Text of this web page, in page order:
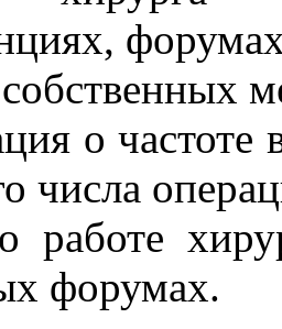
о частоте
числа
работе
форумах.